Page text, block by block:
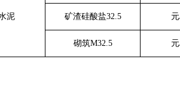
泥 矿渣硅酸盐32.5 元
砌筑M32.5 元